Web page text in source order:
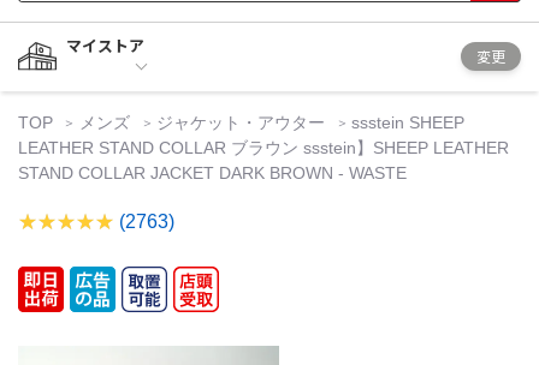
マイストア
変更
TOP メンズ ジャケット・アウター
ssstein SHEEP
LEATHER STAND COLLAR ブラウン ssstein】SHEEP LEATHER
STAND COLLAR JACKET DARK BROWN - WASTE
(2763)